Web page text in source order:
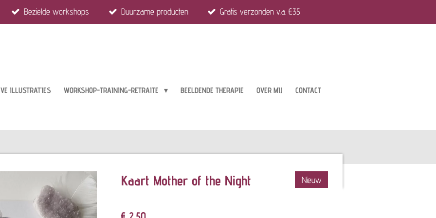
Bezielde workshops Duurzame producten Gratis verzonden v.a. €35
ILLUSTRATIES WORKSHOP-TRAINING-RETRAITE BEELDENDE THERAPIE OVER MIJ CONTACT
Kaart Mother of the Night Nieuw